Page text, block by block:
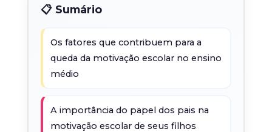
📋 Sumário
Os fatores que contribuem para a
queda da motivação escolar no ensino
médio
A importância do papel dos pais na
motivação escolar de seus filhos